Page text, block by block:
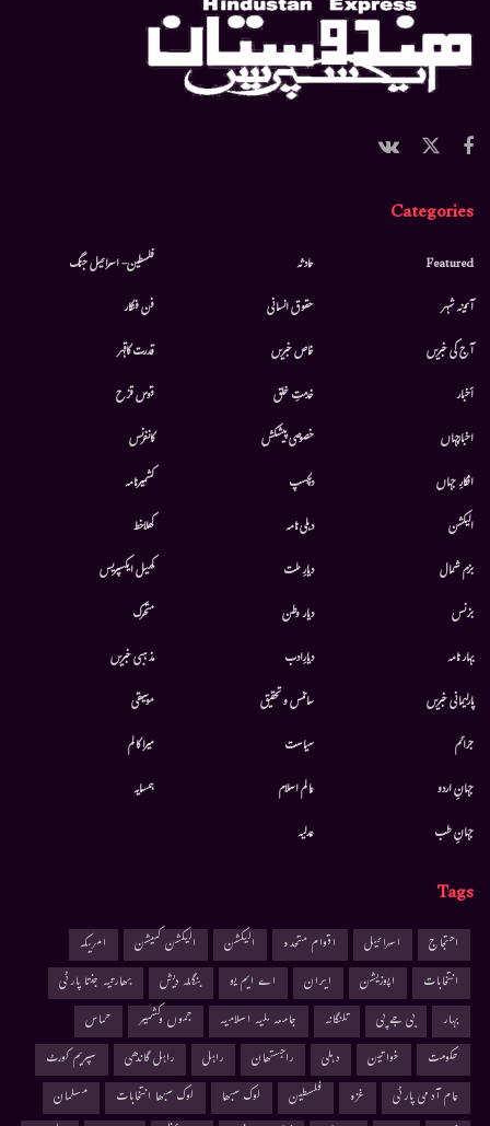
Categories
Featured
آئینہ شہر
آج کی خبریں
أخبار
اخبارجہاں
افکارِ جہاں
الیکشن
بزم شمال
بزنس
بہار نامہ
پارلیمانی خبریں
جرائم
جہانِ اردو
جہانِ طب
حادثہ
حقوق انسانی
خاص خبریں
خدمتِ خلق
خصوصی پیشکش
دلچسپ
دہلی نامہ
دیارِ ملت
دیار وطن
دیارِادب
سائنس و تحقیق
سیاست
عالم اسلام
عدلیہ
فلسطین- اسرائیل جنگ
فن فنکار
قدرت کاقہر
قوس قزح
کانفرنس
کشمیرنامہ
کھلاخط
کھیل ایکسپریس
متحرك
مذہبی خبریں
موسيقى
میرا کالم
ہمسایہ
Tags
احتجاج اسرائیل اقوام متحدہ الیکشن الیکشن کمیشن
امریکہ
انتخابات
اپوزیشن ایران اے ایم یو بنگلہ دیش
بھارتیہ جنتا پارٹی
بہار
بی جے پی تلنگانہ جامعہ ملیہ اسلامیہ جموں وکشمیر
حماس
حکومت
خواتین دہلی راجستھان راہل راہل گاندھی
سپریم کورٹ
عام آدمی پارٹی
غزہ فلسطین لوک سبھا لوک سبھا انتخابات
مسلمان